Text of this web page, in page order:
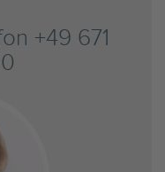
+49 671